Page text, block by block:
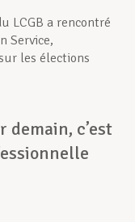
LCGB a rencontré
Service,
les élections
demain, c’est